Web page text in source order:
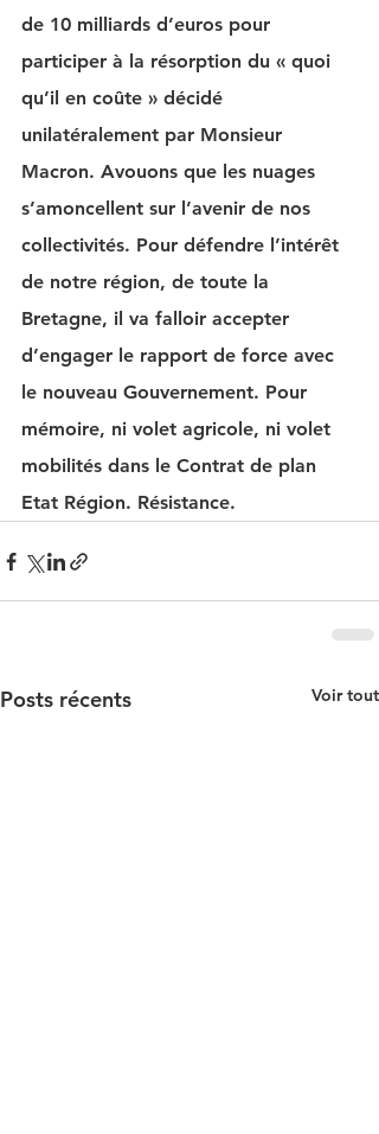
de 10 milliards d’euros pour
participer à la résorption du « quoi
qu’il en coûte » décidé
unilatéralement par Monsieur
Macron. Avouons que les nuages
s’amoncellent sur l’avenir de nos
collectivités. Pour défendre l’intérêt
de notre région, de toute la
Bretagne, il va falloir accepter
d’engager le rapport de force avec
le nouveau Gouvernement. Pour
mémoire, ni volet agricole, ni volet
mobilités dans le Contrat de plan
Etat Région. Résistance.
Posts récents Voir tout